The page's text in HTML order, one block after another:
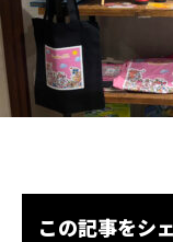
この記事をシ